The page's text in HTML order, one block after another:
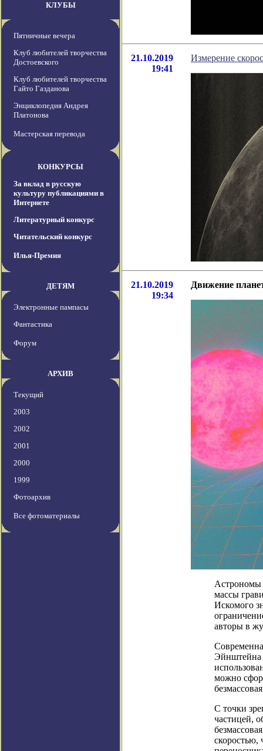
КЛУБЫ
Пятничные вечера
Клуб любителей творчества
Достоевского
Клуб любителей творчества
Гайто Газданова
Энциклопедия Андрея
Платонова
Мастерская перевода
КОНКУРСЫ
За вклад в русскую
культуру публикациями в
Интернете
Литературный конкурс
Читательский конкурс
Илья-Премия
ДЕТЯМ
Электронные пампасы
Фантастика
Форум
АРХИВ
Текущий
2003
2002
2001
2000
1999
Фотоархив
Все фотоматериалы
21.10.2019
19:41
Измерение
21.10.2019
19:34
Движение
Астрономы
массы
Искомого
авторы в
Эйнштейна
можно
С точки
частицей,
скоростью,